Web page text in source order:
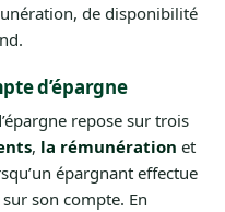
de disponibilité
d’épargne
repose sur trois
, la rémunération et
épargnant effectue
son compte. En